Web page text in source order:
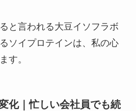
と言われる大豆イソフラボ
ソイプロテインは、私の心
す。
化｜忙しい会社員でも続